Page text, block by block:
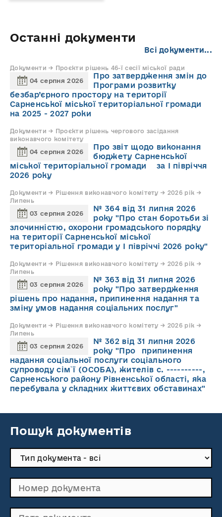
Останні документи
Всі документи...
Документи → Проєкти рішень 46-ї сесії міської ради
04 серпня 2026
Про затвердження змін до
Програми розвитку
безбар’єрного простору на території
Сарненської міської територіальної громади
на 2025 - 2027 роки
Документи → Проєкти рішень чергового засідання
виконавчого комітету
04 серпня 2026
Про звіт щодо виконання
бюджету Сарненської
міської територіальної громади за І півріччя
2026 року
Документи → Рішення виконавчого комітету → 2026 рік →
Липень
03 серпня 2026
№ 364 від 31 липня 2026
року "Про стан боротьби зі
злочинністю, охорони громадського порядку
на території Сарненської міської
територіальної громади у І півріччі 2026 року"
Документи → Рішення виконавчого комітету → 2026 рік →
Липень
03 серпня 2026
№ 363 від 31 липня 2026
року "Про затвердження
рішень про надання, припинення надання та
зміну умов надання соціальних послуг"
Документи → Рішення виконавчого комітету → 2026 рік →
Липень
03 серпня 2026
№ 362 від 31 липня 2026
року "Про припинення
надання соціальної послуги соціального
супроводу cім`ї (ОСОБА), жителів с. ----------,
Сарненського району Рівненської області, яка
перебувала у складних життєвих обставинах"
Пошук документів